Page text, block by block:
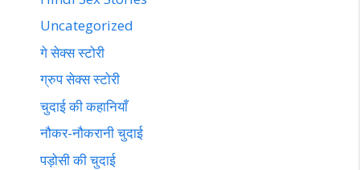
Uncategorized
गे सेक्स स्टोरी
ग्रुप सेक्स स्टोरी
चुदाई की कहानियाँ
नौकर-नौकरानी चुदाई
पड़ोसी की चुदाई